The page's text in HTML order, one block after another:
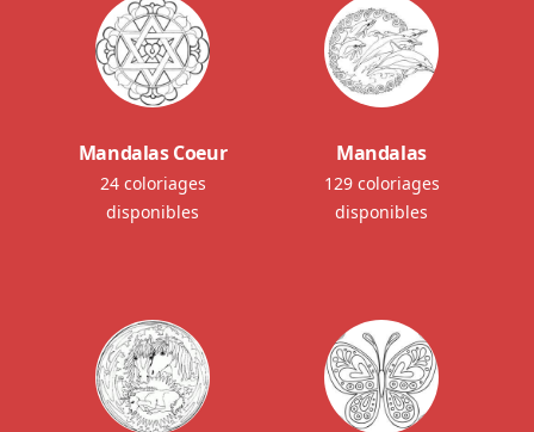
Mandalas Coeur
24 coloriages
disponibles
Mandalas
129 coloriages
disponibles